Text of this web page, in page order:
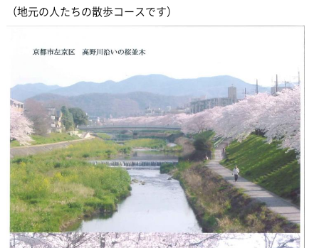
（地元の人たちの散歩コースです）